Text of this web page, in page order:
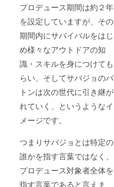
プロデュース期間は約２年
を設定していますが、その
期間内にサバイバルをはじ
め様々なアウトドアの知
識・スキルを身につけても
らい、そしてサバジョのバ
トンは次の世代に引き継が
れていく、というようなイ
メージです。
つまりサバジョとは特定の
誰かを指す言葉ではなく、
プロデュース対象者全体を
指す言葉であると言えま